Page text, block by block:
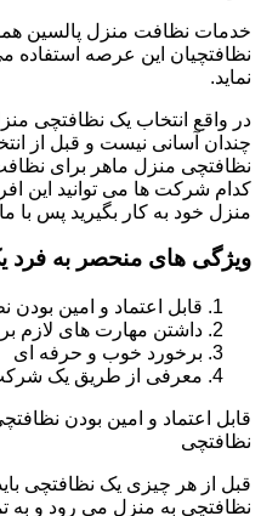
خدمات نظافت منزل پالسین
نظافتچیان این عرصه
نماید.
در واقع انتخاب یک نظافتچی
چندان آسانی نیست و قبل از
نظافتچی منزل ماهر برای
کدام شرکت ها می توانید این
منزل خود به کار بگیرید پس با
ویژگی های منحصر به فرد
قابل اعتماد و امین بودن
داشتن مهارت های لازم
برخورد خوب و حرفه ای
معرفی از طریق یک
قابل اعتماد و امین بودن
نظافتچی
قبل از هر چیزی یک نظافتچی
نظافتچی به منزل می رود و